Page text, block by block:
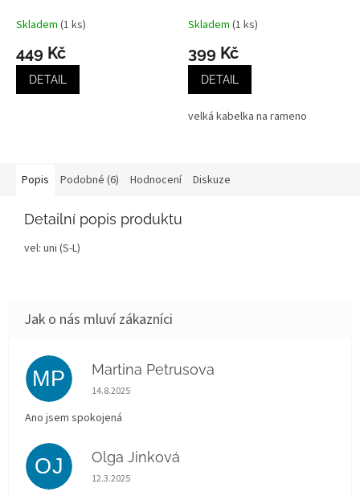
Skladem (1 ks)
449 Kč
DETAIL
Skladem (1 ks)
399 Kč
DETAIL
velká kabelka na rameno
Popis Podobné (6) Hodnocení Diskuze
Detailní popis produktu
vel: uni (S-L)
MP Martina Petrusova
Hodnocení obchodu je 5 z 5 hvězdiček.
14.8.2025
Ano jsem spokojená
OJ Olga Jinková
Hodnocení obchodu je 5 z 5 hvězdiček.
12.3.2025